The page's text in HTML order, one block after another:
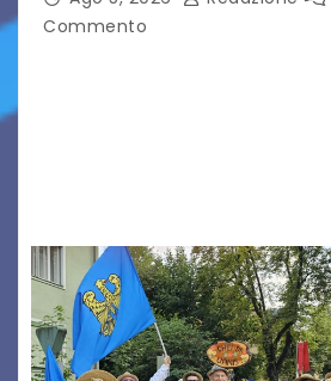
Commento